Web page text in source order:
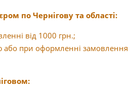
по Чернігову та області:
від 1000 грн.;
або при оформленні замовлення